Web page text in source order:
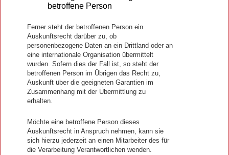
betroffene Person
Ferner steht der betroffenen Person ein
Auskunftsrecht darüber zu, ob
personenbezogene Daten an ein Drittland oder an
eine internationale Organisation übermittelt
wurden. Sofern dies der Fall ist, so steht der
betroffenen Person im Übrigen das Recht zu,
Auskunft über die geeigneten Garantien im
Zusammenhang mit der Übermittlung zu
erhalten.
Möchte eine betroffene Person dieses
Auskunftsrecht in Anspruch nehmen, kann sie
sich hierzu jederzeit an einen Mitarbeiter des für
die Verarbeitung Verantwortlichen wenden.